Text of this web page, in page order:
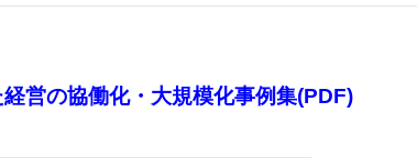
営の協働化・大規模化事例集(PDF)